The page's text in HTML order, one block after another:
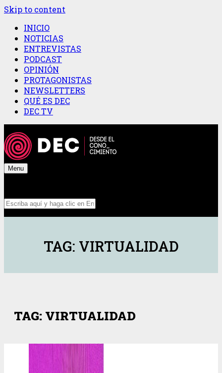
Skip to content
INICIO
NOTICIAS
ENTREVISTAS
PODCAST
OPINIÓN
PROTAGONISTAS
NEWSLETTERS
QUÉ ES DEC
DEC TV
Menu
TAG: VIRTUALIDAD
TAG: VIRTUALIDAD